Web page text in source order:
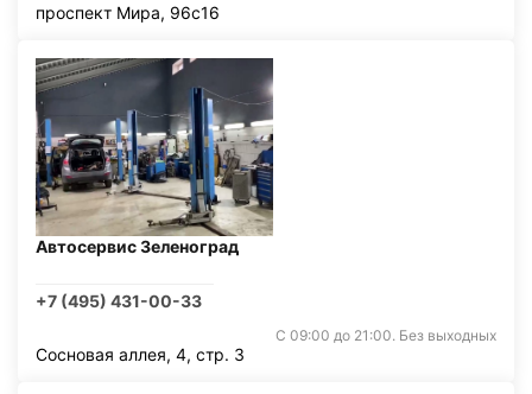
проспект Мира, 96с16
Автосервис Зеленоград
+7 (495) 431-00-33
С 09:00 до 21:00. Без выходных
Сосновая аллея, 4, стр. 3